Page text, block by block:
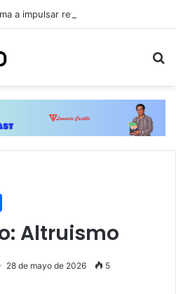
Altruismo
28 de mayo de 2026 5